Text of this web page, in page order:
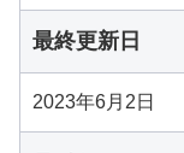
最終更新日
2023年6月2日